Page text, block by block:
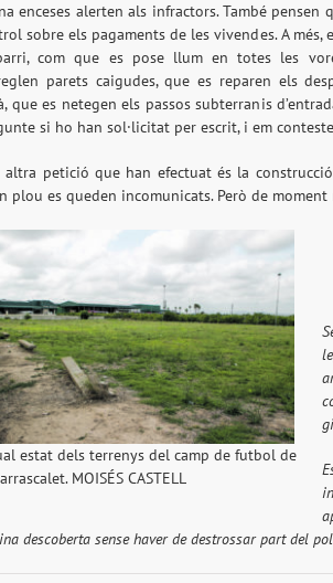
enceses alerten als infractors. També pensen
sobre els pagaments de les vivendes. A més,
com que es pose llum en totes les
parets caigudes, que es reparen els
que es netegen els passos subterranis
si ho han sol·licitat per escrit, i em
altra petició que han efectuat és la
plou es queden incomunicats. Però de
estat dels terrenys del camp de futbol de
MOISÉS CASTELL
descoberta sense haver de destrossar part del